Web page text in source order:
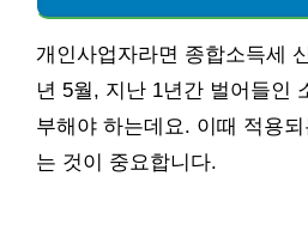
개인사업자라면 종합소득세
년 5월, 지난 1년간 벌어들인
부해야 하는데요. 이때 적용
는 것이 중요합니다.